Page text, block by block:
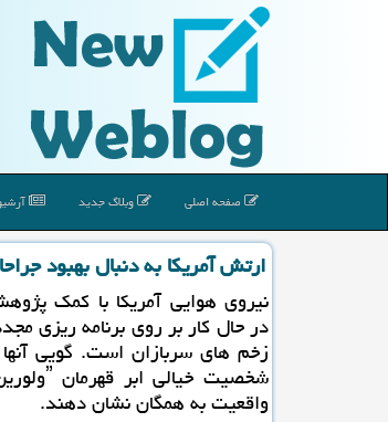
صفحه اصلی وبلاگ جدید
ارتش آمریكا به دنبال بهبود جراحات سربازان ۵ برابر
نیروی هوایی آمریکا با کمک
در حال کار بر روی برنامه ریزی
زخم های سربازان است. گویی
واقعیت به همگان نشان دهند.